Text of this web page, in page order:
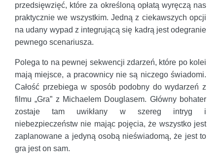
przedsięwzięć, które za określoną opłatą wyręczą nas
praktycznie we wszystkim. Jedną z ciekawszych opcji
na udany wypad z integrującą się kadrą jest odegranie
pewnego scenariusza.
Polega to na pewnej sekwencji zdarzeń, które po kolei
mają miejsce, a pracownicy nie są niczego świadomi.
Całość przebiega w sposób podobny do wydarzeń z
filmu „Gra” z Michaelem Douglasem. Główny bohater
zostaje tam uwikłany w szereg intryg i
niebezpieczeństw nie mając pojęcia, że wszystko jest
zaplanowane a jedyną osobą nieświadomą, że jest to
gra jest on sam.